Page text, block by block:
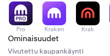
Pro Kraken Krak
Ominaisuudet
Vivutettu kaupankäynti